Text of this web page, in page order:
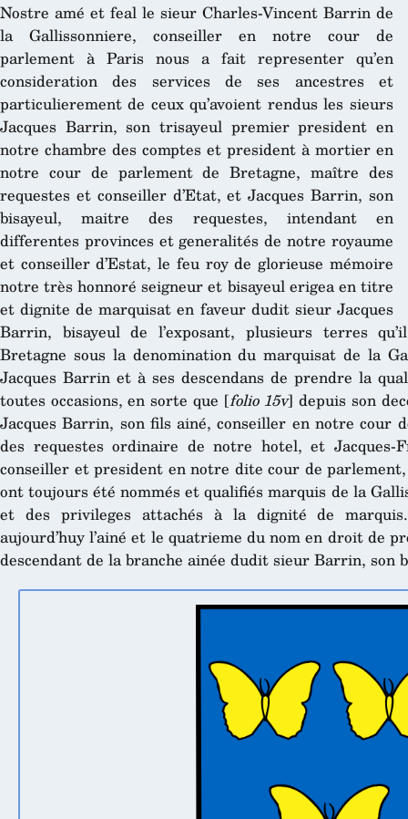
Nostre amé et feal le sieur Charles-Vincent Barrin de
la Gallissonniere, conseiller en notre cour de
parlement à Paris nous a fait representer qu’en
consideration des services de ses ancestres et
particulierement de ceux qu’avoient rendus les sieurs
Jacques Barrin, son trisayeul premier president en
notre chambre des comptes et president à mortier en
notre cour de parlement de Bretagne, maître des
requestes et conseiller d’Etat, et Jacques Barrin, son
bisayeul, maitre des requestes, intendant en
differentes provinces et generalités de notre royaume
et conseiller d’Estat, le feu roy de glorieuse mémoire
notre très honnoré seigneur et bisayeul erigea en titre
et dignite de marquisat en faveur dudit sieur Jacques
Barrin, bisayeul de l’exposant, plusieurs terres
Bretagne sous la denomination du marquisat de la
Jacques Barrin et à ses descendans de prendre la
toutes occasions, en sorte que [folio 15v] depuis son
Jacques Barrin, son fils ainé, conseiller en notre cour
des requestes ordinaire de notre hotel, et
conseiller et president en notre dite cour de
ont toujours été nommés et qualifiés marquis de la
et des privileges attachés à la dignité de
aujourd’huy l’ainé et le quatrieme du nom en droit de
descendant de la branche ainée dudit sieur Barrin, son